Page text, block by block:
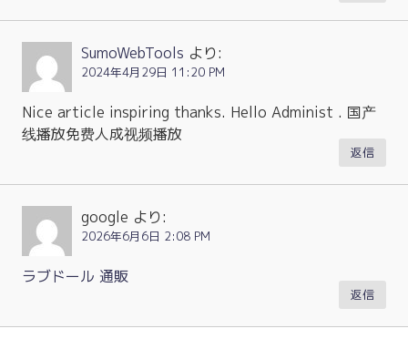
SumoWebTools より:
2024年4月29日 11:20 PM
Nice article inspiring thanks. Hello Administ . 国产
线播放免费人成视频播放
返信
google より:
2026年6月6日 2:08 PM
ラブドール 通販
返信